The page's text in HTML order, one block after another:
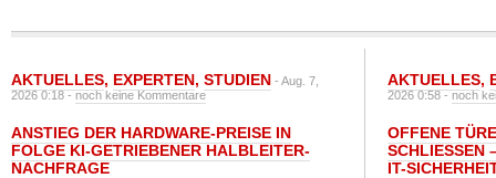
AKTUELLES, EXPERTEN, STUDIEN - Aug. 7,
2026 0:18 -noch keine Kommentare
ANSTIEG DER HARDWARE-PREISE IN
FOLGE KI-GETRIEBENER HALBLEITER-
NACHFRAGE
AKTUELLES,
2026 0:58 -noch
OFFENE
SCHLIESSEN
T-